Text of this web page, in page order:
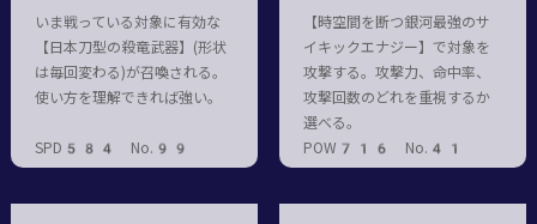
いま戦っている対象に有効な
【日本刀型の殺竜武器】(形状
は毎回変わる)が召喚される。
使い方を理解できれば強い。
SPD584 No.99
【時空間を断つ銀河最強のサ
イキックエナジー】で対象を
攻撃する。攻撃力、命中率、
攻撃回数のどれを重視するか
選べる。
POW716 No.41